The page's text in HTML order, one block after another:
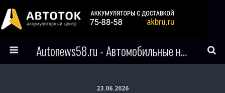
Autonews58.ru - Автомобильные новости Пензы и всего мира
23.06.2026